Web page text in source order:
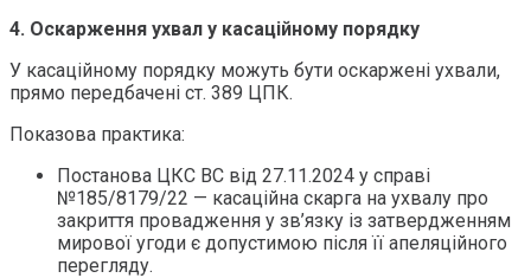
4. Оскарження ухвал у касаційному порядку
У касаційному порядку можуть бути оскаржені ухвали,
прямо передбачені ст. 389 ЦПК.
Показова практика:
Постанова ЦКС ВС від 27.11.2024 у справі
№185/8179/22 — касаційна скарга на ухвалу про
закриття провадження у зв’язку із затвердженням
мирової угоди є допустимою після її апеляційного
перегляду.